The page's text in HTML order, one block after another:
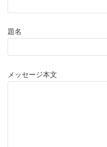
題名
メッセージ本文